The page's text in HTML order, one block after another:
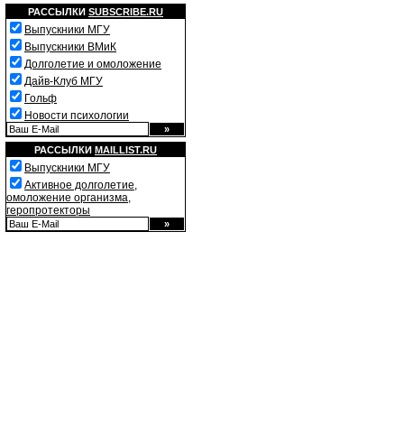
РАССЫЛКИ SUBSCRIBE.RU
Выпускники МГУ
Выпускники ВМиК
Долголетие и омоложение
Дайв-Клуб МГУ
Гольф
Новости психологии
РАССЫЛКИ MAILLIST.RU
Выпускники МГУ
Активное долголетие,
омоложение организма,
геропротекторы